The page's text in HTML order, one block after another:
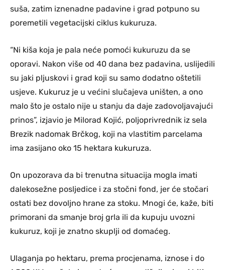
suša, zatim iznenadne padavine i grad potpuno su
poremetili vegetacijski ciklus kukuruza.
“Ni kiša koja je pala neće pomoći kukuruzu da se
oporavi. Nakon više od 40 dana bez padavina, uslijedili
su jaki pljuskovi i grad koji su samo dodatno oštetili
usjeve. Kukuruz je u većini slučajeva uništen, a ono
malo što je ostalo nije u stanju da daje zadovoljavajući
prinos”, izjavio je Milorad Kojić, poljoprivrednik iz sela
Brezik nadomak Brčkog, koji na vlastitim parcelama
ima zasijano oko 15 hektara kukuruza.
On upozorava da bi trenutna situacija mogla imati
dalekosežne posljedice i za stočni fond, jer će stočari
ostati bez dovoljno hrane za stoku. Mnogi će, kaže, biti
primorani da smanje broj grla ili da kupuju uvozni
kukuruz, koji je znatno skuplji od domaćeg.
Ulaganja po hektaru, prema procjenama, iznose i do